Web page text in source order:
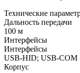
Технические
Дальность передачи
100 м
Интерфейсы
Интерфейсы
USB-HID; USB-COM
Корпус